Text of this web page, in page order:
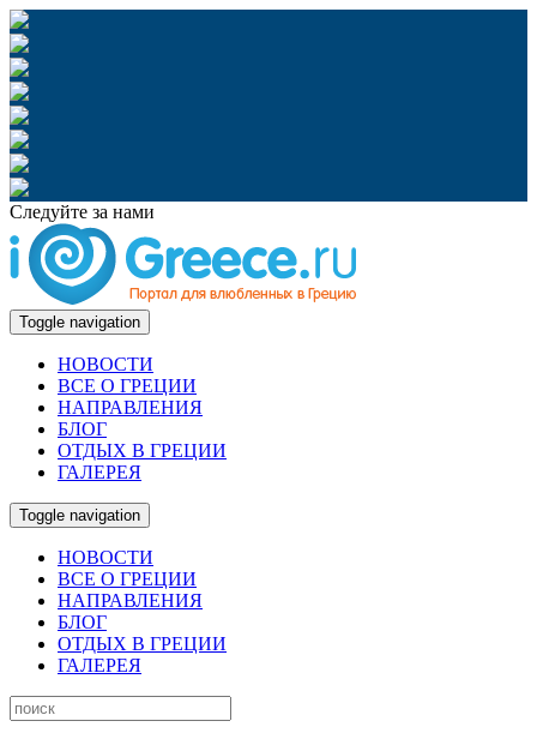
Следуйте за нами
Toggle navigation
НОВОСТИ
ВСЕ О ГРЕЦИИ
НАПРАВЛЕНИЯ
БЛОГ
ОТДЫХ В ГРЕЦИИ
ГАЛЕРЕЯ
Toggle navigation
НОВОСТИ
ВСЕ О ГРЕЦИИ
НАПРАВЛЕНИЯ
БЛОГ
ОТДЫХ В ГРЕЦИИ
ГАЛЕРЕЯ